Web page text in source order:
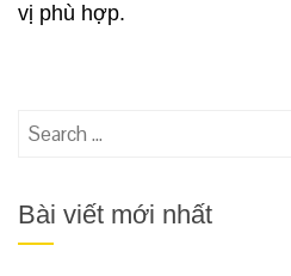
vị phù hợp.
Search
Bài viết mới nhất